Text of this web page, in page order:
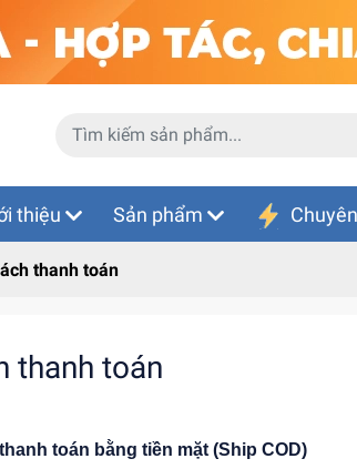
thiệu Sản phẩm
thanh toán
thanh toán
toán bằng tiền mặt (Ship COD)